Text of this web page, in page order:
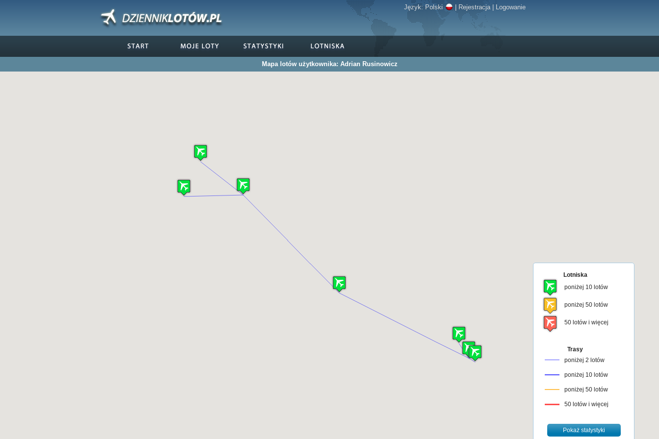
Język:Polski |Rejestracja| Logowanie
Mapa lotów użytkownika: Adrian Rusinowicz
Lotniska
poniżej 10 lotów
poniżej 50 lotów
50 lotów i więcej
Trasy
poniżej 2 lotów
poniżej 10 lotów
poniżej 50 lotów
50 lotów i więcej
Pokaż statystyki